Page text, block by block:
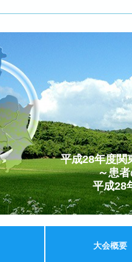
平成28年度関
～患
平成28
大会概要